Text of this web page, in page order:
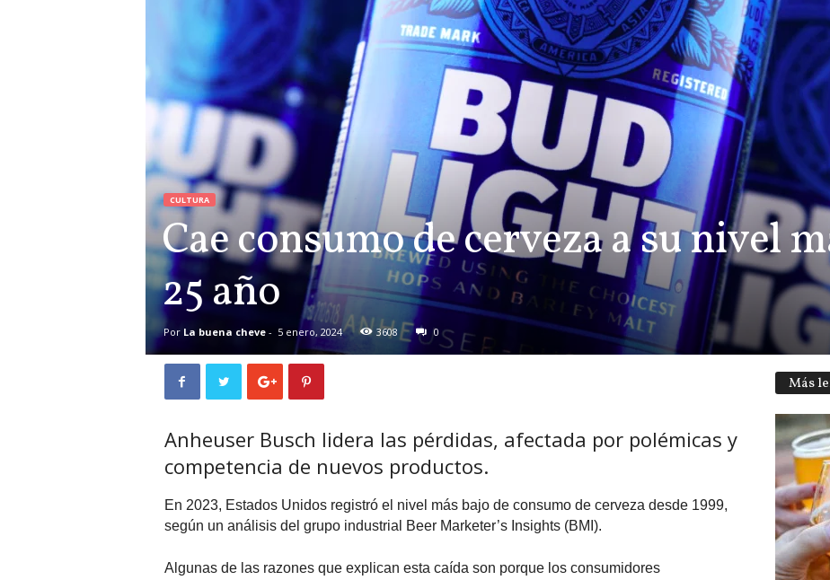
CULTURA
Cae consumo de cerveza a su nivel
25 año
Por La buena cheve- 5 enero, 2024 3608 0
Anheuser Busch lidera las pérdidas, afectada por polémicas y
competencia de nuevos productos.
En 2023, Estados Unidos registró el nivel más bajo de consumo de cerveza desde 1999,
según un análisis del grupo industrial Beer Marketer’s Insights (BMI).
Algunas de las razones que explican esta caída son porque los consumidores
Más